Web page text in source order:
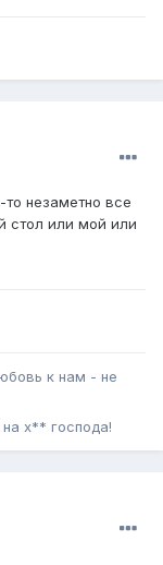
незаметно все
стол или мой или
к нам - не
х** господа!